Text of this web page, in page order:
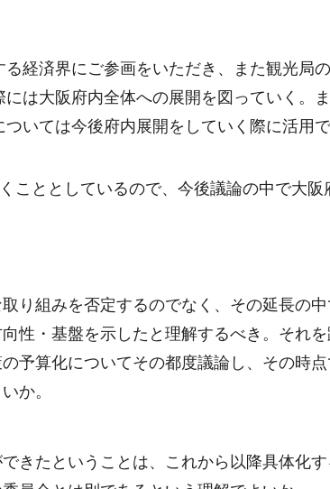
経済界にご参画をいただき、また観光局
は大阪府内全体への展開を図っていく。
いては今後府内展開をしていく際に活用
こととしているので、今後議論の中で大阪
り組みを否定するのでなく、その延長の
性・基盤を示したと理解するべき。それを
予算化についてその都度議論し、その時
か。
きたということは、これから以降具体化